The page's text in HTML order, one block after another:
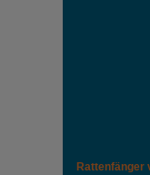
Rattenfänger